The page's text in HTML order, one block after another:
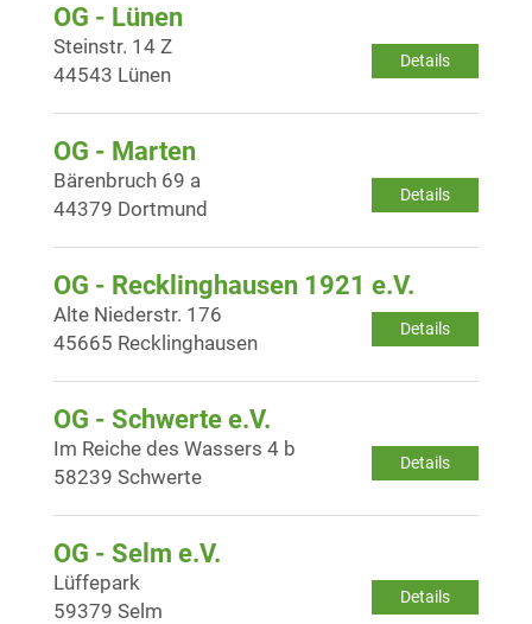
OG - Lünen
Details
Steinstr. 14 Z
44543 Lünen
OG - Marten
Details
Bärenbruch 69 a
44379 Dortmund
OG - Recklinghausen 1921 e.V.
Details
Alte Niederstr. 176
45665 Recklinghausen
OG - Schwerte e.V.
Details
Im Reiche des Wassers 4 b
58239 Schwerte
OG - Selm e.V.
Details
Lüffepark
59379 Selm